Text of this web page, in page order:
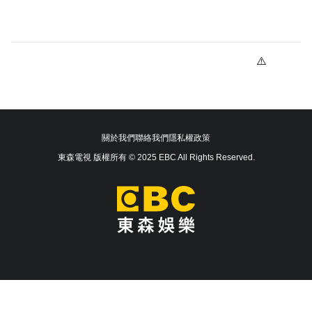
關於我們聯絡我們隱私權政策
東森電視 版權所有 © 2025 EBC All Rights Reserved.